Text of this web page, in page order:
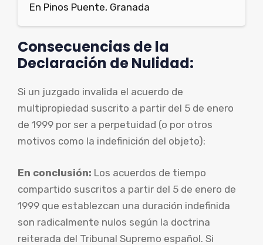
En Pinos Puente, Granada
Consecuencias de la
Declaración de Nulidad:
Si un juzgado invalida el acuerdo de
multipropiedad suscrito a partir del 5 de enero
de 1999 por ser a perpetuidad (o por otros
motivos como la indefinición del objeto):
En conclusión: Los acuerdos de tiempo
compartido suscritos a partir del 5 de enero de
1999 que establezcan una duración indefinida
son radicalmente nulos según la doctrina
reiterada del Tribunal Supremo español. Si